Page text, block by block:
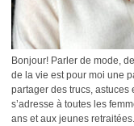
Bonjour! Parler de mode,
de la vie est pour moi une
partager des trucs, astuces
s’adresse à toutes les
ans et aux jeunes retraitées.